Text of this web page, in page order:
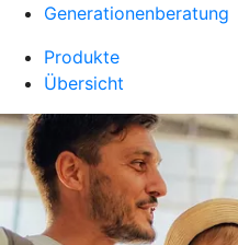
Generationenberatung
Produkte
Übersicht